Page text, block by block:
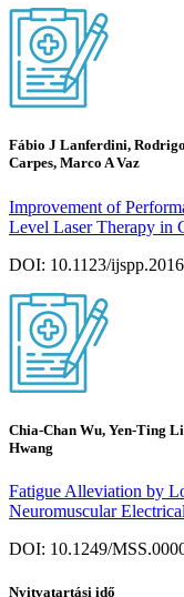
Fábio J Lanferdini,
Carpes, Marco A Vaz
Improvement of
Level Laser Therapy in
DOI: 10.1123/
Chia-Chan Wu, Yen-Ting
Hwang
Fatigue Alleviation by
Neuromuscular
DOI: 10.1249/
Nyitvatartási idő